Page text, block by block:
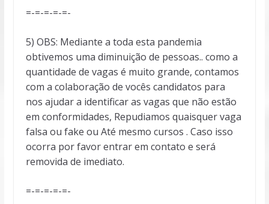
=-=-=-=-=-
5) OBS: Mediante a toda esta pandemia
obtivemos uma diminuição de pessoas.. como a
quantidade de vagas é muito grande, contamos
com a colaboração de vocês candidatos para
nos ajudar a identificar as vagas que não estão
em conformidades, Repudiamos quaisquer vaga
falsa ou fake ou Até mesmo cursos . Caso isso
ocorra por favor entrar em contato e será
removida de imediato.
=-=-=-=-=-